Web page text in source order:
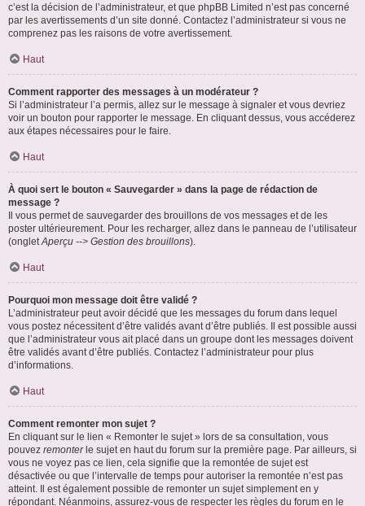
c’est la décision de l’administrateur, et que phpBB Limited n’est pas concerné
par les avertissements d’un site donné. Contactez l’administrateur si vous ne
comprenez pas les raisons de votre avertissement.
Haut
Comment rapporter des messages à un modérateur ?
Si l’administrateur l’a permis, allez sur le message à signaler et vous devriez
voir un bouton pour rapporter le message. En cliquant dessus, vous accéderez
aux étapes nécessaires pour le faire.
Haut
À quoi sert le bouton « Sauvegarder » dans la page de rédaction de
message ?
Il vous permet de sauvegarder des brouillons de vos messages et de les
poster ultérieurement. Pour les recharger, allez dans le panneau de l’utilisateur
(ongletAperçu --> Gestion des brouillons).
Haut
Pourquoi mon message doit être validé ?
L’administrateur peut avoir décidé que les messages du forum dans lequel
vous postez nécessitent d’être validés avant d’être publiés. Il est possible aussi
que l’administrateur vous ait placé dans un groupe dont les messages doivent
être validés avant d’être publiés. Contactez l’administrateur pour plus
d’informations.
Haut
Comment remonter mon sujet ?
En cliquant sur le lien « Remonter le sujet » lors de sa consultation, vous
pouvez remonterle sujet en haut du forum sur la première page. Par ailleurs, si
vous ne voyez pas ce lien, cela signifie que la remontée de sujet est
désactivée ou que l’intervalle de temps pour autoriser la remontée n’est pas
atteint. Il est également possible de remonter un sujet simplement en y
répondant. Néanmoins, assurez-vous de respecter les règles du forum en le